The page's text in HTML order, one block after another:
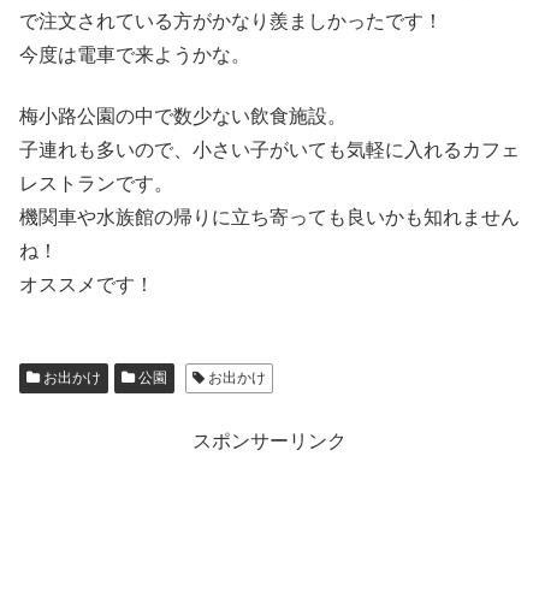
で注文されている方がかなり羨ましかったです！
今度は電車で来ようかな。
梅小路公園の中で数少ない飲食施設。
子連れも多いので、小さい子がいても気軽に入れるカフェ
レストランです。
機関車や水族館の帰りに立ち寄っても良いかも知れません
ね！
オススメです！
お出かけ 公園 お出かけ
スポンサーリンク